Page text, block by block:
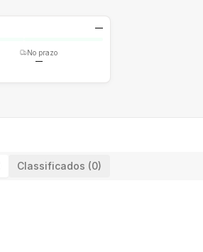
—
No prazo
—
Classificados (0)